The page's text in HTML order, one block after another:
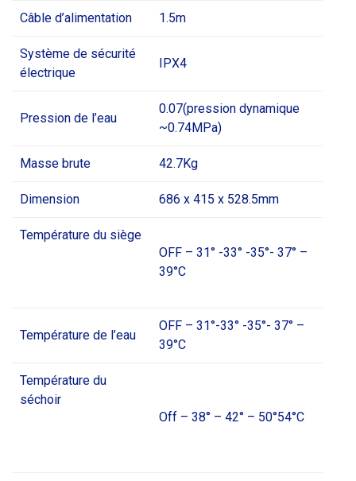
Câble d’alimentation 1.5m
Système de sécurité
électrique
IPX4
Pression de l’eau
0.07(pression dynamique
~0.74MPa)
Masse brute 42.7Kg
Dimension 686 x 415 x 528.5mm
Température du siège
OFF – 31° -33° -35°- 37° –
39°C
Température de l’eau
OFF – 31°-33° -35°- 37° –
39°C
Température du
séchoir
Off – 38° – 42° – 50°54°C